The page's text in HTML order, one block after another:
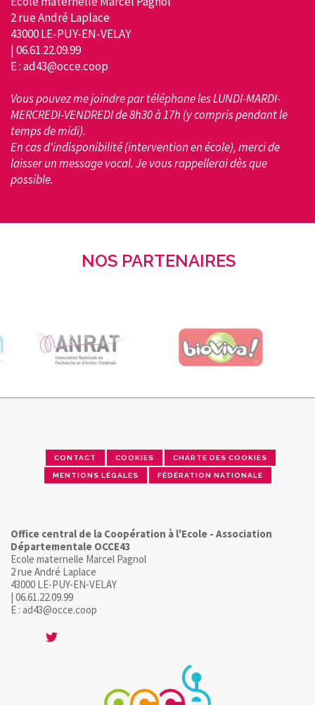
2 rue André Laplace
43000 LE-PUY-EN-VELAY
| 06.61.22.09.99
E : ad43@occe.coop
Vous pouvez me joindre par téléphone les LUNDI-MARDI-
MERCREDI-VENDREDI de 8h30 à 17h (y compris pendant le
temps de midi).
En cas d'indisponibilité (intervention en école), merci de
laisser un message vocal. Je vous rappellerai dès que
possible.
NOS PARTENAIRES
CONTACT COOKIES CHARTE DES COOKIES
MENTIONS LÉGALES FÉDÉRATION NATIONALE
Office central de la Coopération à l'Ecole - Association
Départementale OCCE43
Ecole maternelle Marcel Pagnol
2 rue André Laplace
43000 LE-PUY-EN-VELAY
| 06.61.22.09.99
E : ad43@occe.coop